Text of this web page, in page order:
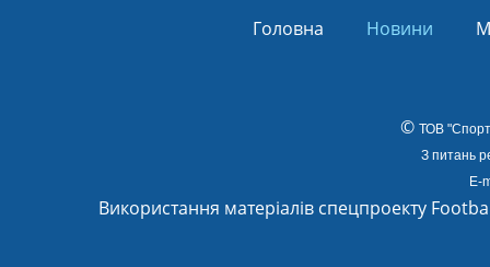
Головна Новини
© ТОВ
З питань
E-
Використання матеріалів спецпроекту